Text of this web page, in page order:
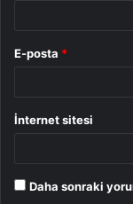
E-posta *
İnternet sitesi
Daha sonraki